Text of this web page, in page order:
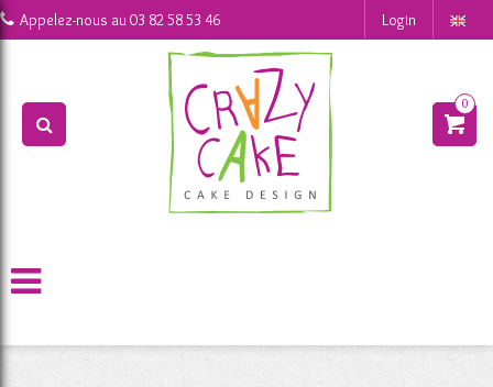
0 Appelez-nous au03 82 58 53 46 Login
0